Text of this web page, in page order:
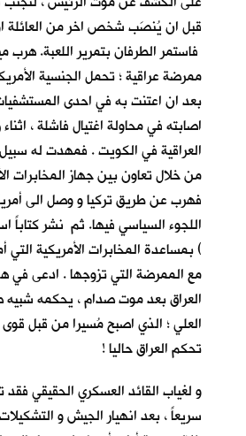
قبل ان يُنصَب شخص اخر من العائلة
فاستمر الطرفان بتمرير اللعبة.
ممرضة عراقية ؛ تحمل الجنسية
بعد ان اعتنت به في احدى
اصابته في محاولة اغتيال فاشلة ، اثناء
العراقية في الكويت . فمهدت له
من خلال تعاون بين جهاز المخابرات
فهرب عن طريق تركيا و وصل الى
اللجوء السياسي فيها. ثم نشر
) بمساعدة المخابرات الأمريكية التي
مع الممرضة التي تزوجها . ادعى في
العراق بعد موت صدام ، يحكمه شبيه
العلي ؛ الذي اصبح مُسيرا من قبل
تحكم العراق حاليا !
و لغياب القائد العسكري الحقيقي
سريعاً ، بعد انهيار الجيش و